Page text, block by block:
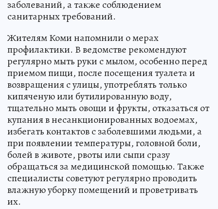
заболеваний, а также соблюдением
санитарных требований.
Жителям Коми напомнили о мерах
профилактики. В ведомстве рекомендуют
регулярно мыть руки с мылом, особенно перед
приемом пищи, после посещения туалета и
возвращения с улицы, употреблять только
кипяченую или бутилированную воду,
тщательно мыть овощи и фрукты, отказаться от
купания в несанкционированных водоемах,
избегать контактов с заболевшими людьми, а
при появлении температуры, головной боли,
болей в животе, рвоты или сыпи сразу
обращаться за медицинской помощью. Также
специалисты советуют регулярно проводить
влажную уборку помещений и проветривать
их.